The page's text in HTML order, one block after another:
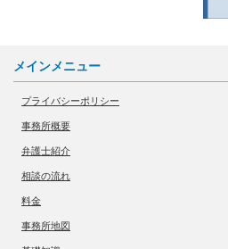
メインメニュー
プライバシーポリシー
事務所概要
弁護士紹介
相談の流れ
料金
事務所地図